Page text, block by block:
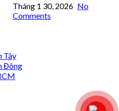
Tháng 1 30, 2026 No
Comments
Tây
Đông